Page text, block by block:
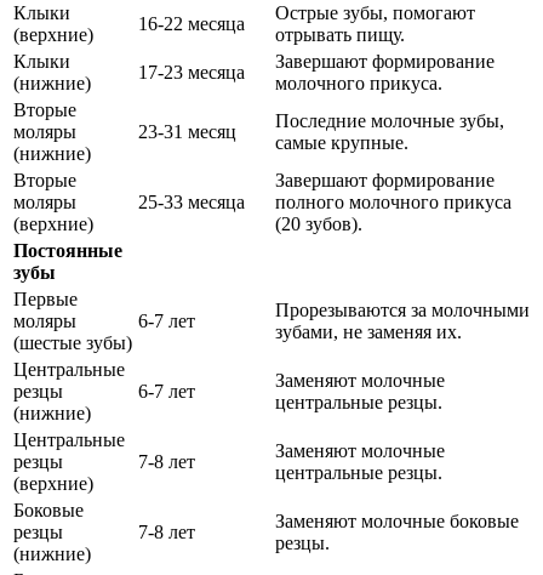
Клыки
(верхние)
16-22 месяца
Острые зубы, помогают
отрывать пищу.
Клыки
(нижние)
17-23 месяца
Завершают формирование
молочного прикуса.
Вторые
моляры
(нижние)
23-31 месяц
Последние молочные зубы,
самые крупные.
Вторые
моляры
(верхние)
25-33 месяца
Завершают формирование
полного молочного прикуса
(20 зубов).
Постоянные
зубы
Первые
моляры
(шестые зубы)
6-7 лет
Прорезываются за молочными
зубами, не заменяя их.
Центральные
резцы
(нижние)
6-7 лет
Заменяют молочные
центральные резцы.
Центральные
резцы
(верхние)
7-8 лет
Заменяют молочные
центральные резцы.
Боковые
резцы
(нижние)
7-8 лет
Заменяют молочные боковые
резцы.